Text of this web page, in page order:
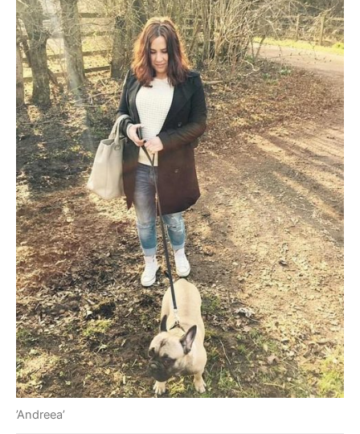
’Andreea’